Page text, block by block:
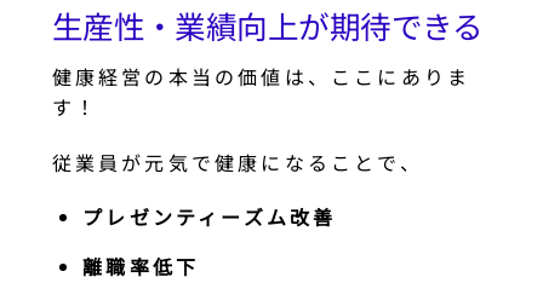
生産性・業績向上が期待できる
健康経営の本当の価値は、ここにありま
す！
従業員が元気で健康になることで、
プレゼンティーズム改善
離職率低下